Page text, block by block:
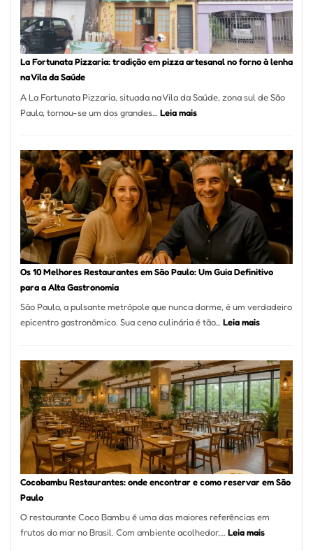
dos
Mais
La Fortunata Pizzaria: tradição em pizza artesanal no forno à lenha
na Vila da Saúde
A La Fortunata Pizzaria, situada na Vila da Saúde, zona sul de São
Paulo, tornou-se um dos grandes… Leia mais:
Pizzaria:
tradição
em
pizza
artesanal
forno
à
Vila
da
Os 10 Melhores Restaurantes em São Paulo: Um Guia Definitivo
para a Alta Gastronomia
São Paulo, a pulsante metrópole que nunca dorme, é um verdadeiro
epicentro gastronômico. Sua cena culinária é tão…Leia mais:
Melhores
Restaurantes
em
São
Paulo:
Um
Guia
Definitivo
Alta
Gastronomia
Cocobambu Restaurantes: onde encontrar e como reservar em São
Paulo
O restaurante Coco Bambu é uma das maiores referências em
frutos do mar no Brasil. Com ambiente acolhedor,… Leia mais: